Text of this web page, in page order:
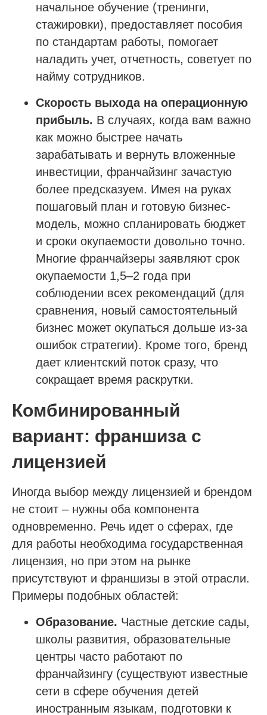
начальное обучение (тренинги,
стажировки), предоставляет пособия
по стандартам работы, помогает
наладить учет, отчетность, советует по
найму сотрудников.
Скорость выхода на операционную
прибыль. В случаях, когда вам важно
как можно быстрее начать
зарабатывать и вернуть вложенные
инвестиции, франчайзинг зачастую
более предсказуем. Имея на руках
пошаговый план и готовую бизнес-
модель, можно спланировать бюджет
и сроки окупаемости довольно точно.
Многие франчайзеры заявляют срок
окупаемости 1,5–2 года при
соблюдении всех рекомендаций (для
сравнения, новый самостоятельный
бизнес может окупаться дольше из-за
ошибок стратегии). Кроме того, бренд
дает клиентский поток сразу, что
сокращает время раскрутки.
Комбинированный
вариант: франшиза с
лицензией
Иногда выбор между лицензией и брендом
не стоит – нужны оба компонента
одновременно. Речь идет о сферах, где
для работы необходима государственная
лицензия, но при этом на рынке
присутствуют и франшизы в этой отрасли.
Примеры подобных областей:
Образование. Частные детские сады,
школы развития, образовательные
центры часто работают по
франчайзингу (существуют известные
сети в сфере обучения детей
иностранным языкам, подготовки к